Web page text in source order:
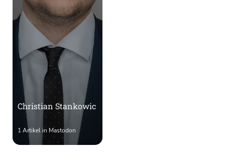
Christian Stankowic
1 Artikel in Mastodon